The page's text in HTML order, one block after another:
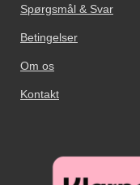
Spørgsmål & Svar
Betingelser
Om os
Kontakt